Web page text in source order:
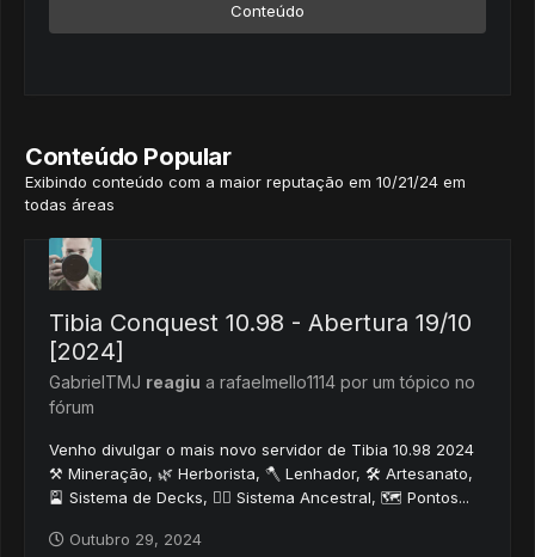
Conteúdo
Conteúdo Popular
Exibindo conteúdo com a maior reputação em 10/21/24 em
todas áreas
Tibia Conquest 10.98 - Abertura 19/10
[2024]
GabrielTMJ reagiu a rafaelmello1114 por um tópico no
fórum
Venho divulgar o mais novo servidor de Tibia 10.98 2024
⚒️ Mineração, 🌿 Herborista, 🪓 Lenhador, 🛠️ Artesanato,
🎴 Sistema de Decks, 🧙‍♂️ Sistema Ancestral, 🗺️ Pontos...
Outubro 29, 2024